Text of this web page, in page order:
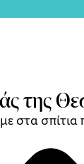
της
στα σπίτια